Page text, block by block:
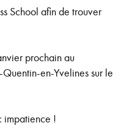
School afin de trouver
prochain au
en-Yvelines sur le
impatience !